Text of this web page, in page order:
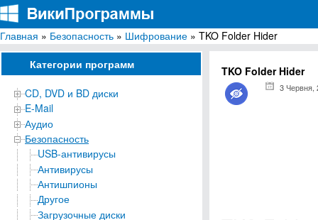
ВикиПрограммы
Энциклопедия бесплатных компьютерных программ для Windows
Главная » Безопасность » Шифрование » TKO Folder Hider
Категории программ
CD, DVD и BD диски
E-Mail
Аудио
Безопасность
USB-антивирусы
Антивирусы
Антишпионы
Другое
Загрузочные диски
TKO Folder Hider
3 Червня,